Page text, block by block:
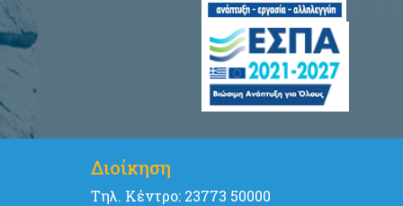
Διοίκηση
Tηλ. Κέντρο: 23773 50000